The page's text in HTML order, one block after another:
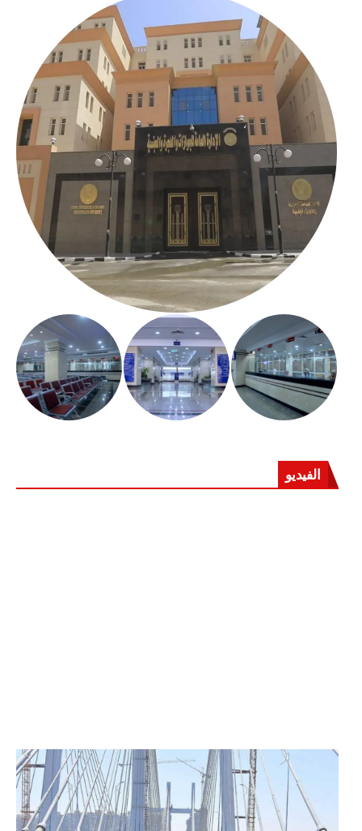
الفيديو
الرئيس عبد الفتاح السيسي يفتتح محور روض الفرج
وكوبري تحيا مصر